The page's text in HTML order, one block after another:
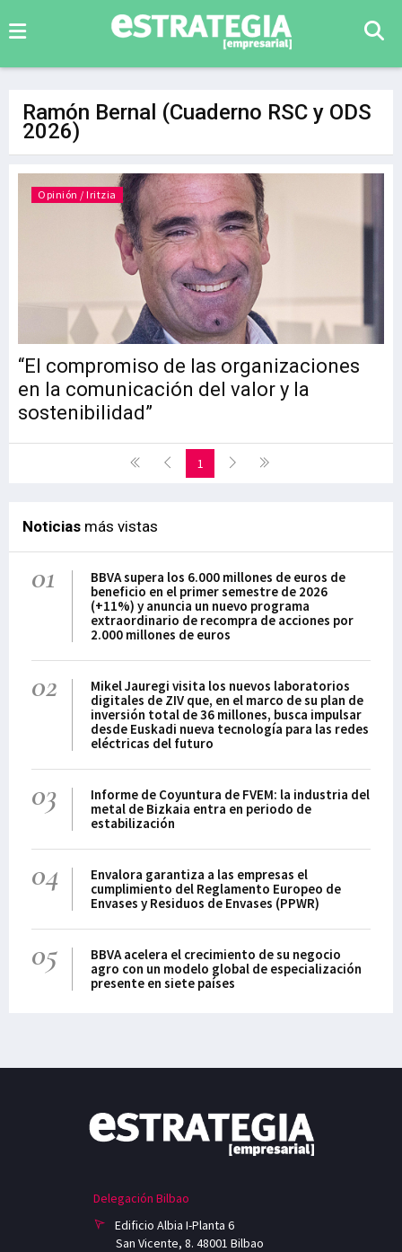
Ramón Bernal (Cuaderno RSC y ODS
2026)
“El compromiso de las organizaciones
en la comunicación del valor y la
sostenibilidad”
Opinión / Iritzia
1
Noticias más vistas
01
BBVA supera los 6.000 millones de euros de
beneficio en el primer semestre de 2026
(+11%) y anuncia un nuevo programa
extraordinario de recompra de acciones por
2.000 millones de euros
02
Mikel Jauregi visita los nuevos laboratorios
digitales de ZIV que, en el marco de su plan de
inversión total de 36 millones, busca impulsar
desde Euskadi nueva tecnología para las redes
eléctricas del futuro
03
Informe de Coyuntura de FVEM: la industria del
metal de Bizkaia entra en periodo de
estabilización
04
Envalora garantiza a las empresas el
cumplimiento del Reglamento Europeo de
Envases y Residuos de Envases (PPWR)
05
BBVA acelera el crecimiento de su negocio
agro con un modelo global de especialización
presente en siete países
Delegación Bilbao
Edificio Albia I-Planta 6
San Vicente, 8. 48001 Bilbao